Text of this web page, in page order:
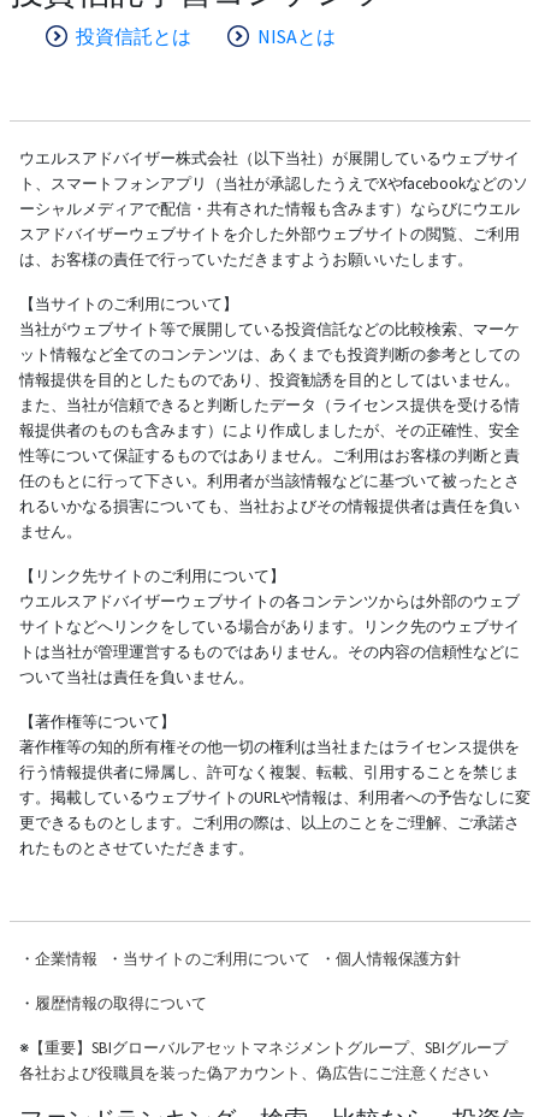
投資信託とは NISAとは
ウエルスアドバイザー株式会社（以下当社）が展開しているウェブサイ
ト、スマートフォンアプリ（当社が承認したうえでXやfacebookなどのソ
ーシャルメディアで配信・共有された情報も含みます）ならびにウエル
スアドバイザーウェブサイトを介した外部ウェブサイトの閲覧、ご利用
は、お客様の責任で行っていただきますようお願いいたします。
【当サイトのご利用について】
当社がウェブサイト等で展開している投資信託などの比較検索、マーケ
ット情報など全てのコンテンツは、あくまでも投資判断の参考としての
情報提供を目的としたものであり、投資勧誘を目的としてはいません。
また、当社が信頼できると判断したデータ（ライセンス提供を受ける情
報提供者のものも含みます）により作成しましたが、その正確性、安全
性等について保証するものではありません。ご利用はお客様の判断と責
任のもとに行って下さい。利用者が当該情報などに基づいて被ったとさ
れるいかなる損害についても、当社およびその情報提供者は責任を負い
ません。
【リンク先サイトのご利用について】
ウエルスアドバイザーウェブサイトの各コンテンツからは外部のウェブ
サイトなどへリンクをしている場合があります。リンク先のウェブサイ
トは当社が管理運営するものではありません。その内容の信頼性などに
ついて当社は責任を負いません。
【著作権等について】
著作権等の知的所有権その他一切の権利は当社またはライセンス提供を
行う情報提供者に帰属し、許可なく複製、転載、引用することを禁じま
す。掲載しているウェブサイトのURLや情報は、利用者への予告なしに変
更できるものとします。ご利用の際は、以上のことをご理解、ご承諾さ
れたものとさせていただきます。
・ 企業情報 ・ 当サイトのご利用について ・ 個人情報保護方針
・ 履歴情報の取得について
※【重要】SBIグローバルアセットマネジメントグループ、SBIグループ
各社および役職員を装った偽アカウント、偽広告にご注意ください